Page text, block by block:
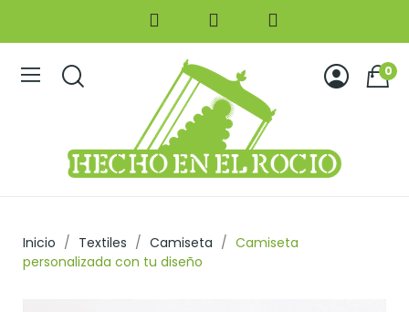
0
Inicio Textiles Camiseta
Camiseta
personalizada con tu diseño